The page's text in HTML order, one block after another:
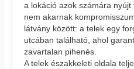
a lokáció azok számára
nem akarnak
látvány között: a telek egy
utcában található, ahol
zavartalan pihenés.
A telek északkeleti oldala